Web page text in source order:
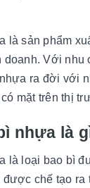
là sản phẩm
doanh. Với nhu
ra đời với
mặt trên thị
nhựa là
là loại bao bì
chế tạo ra